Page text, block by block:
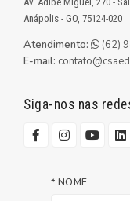
Anápolis - GO, 75124-020
Atendimento: (62)
E-mail:
Siga-nos nas
* NOME: